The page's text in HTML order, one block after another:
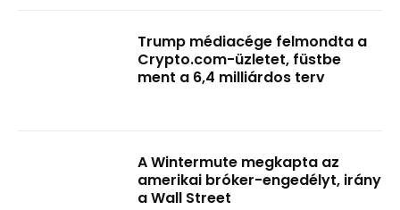
Trump médiacége felmondta a
Crypto.com-üzletet, füstbe
ment a 6,4 milliárdos terv
A Wintermute megkapta az
amerikai bróker-engedélyt, irány
a Wall Street